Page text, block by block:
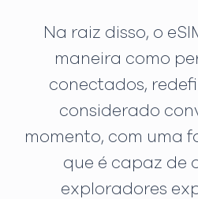
Na raiz disso, o
maneira como
conectados,
considerado
momento, com uma
que é capaz de
exploradores